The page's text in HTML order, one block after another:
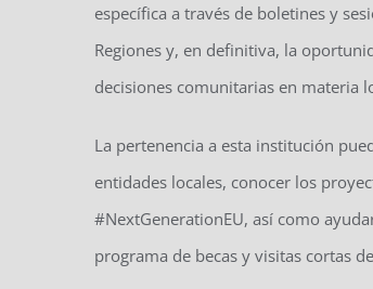
específica a través de boletines y
Regiones y, en definitiva, la
decisiones comunitarias en materia
La pertenencia a esta institución
entidades locales, conocer los
#NextGenerationEU, así como
programa de becas y visitas cortas